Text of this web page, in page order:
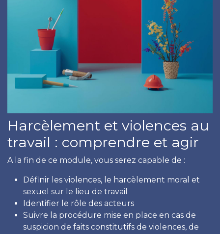
Harcèlement et violences au
travail : comprendre et agir
A la fin de ce module, vous serez capable de :
Définir les violences, le harcèlement moral et
sexuel sur le lieu de travail
Identifier le rôle des acteurs
Suivre la procédure mise en place en cas de
suspicion de faits constitutifs de violences, de